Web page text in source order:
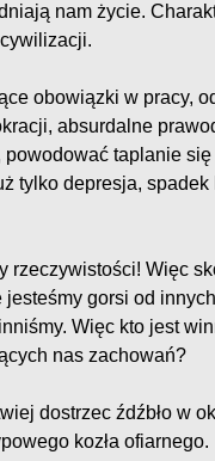
nam życie.
obowiązki w pracy,
absurdalne
powodować taplanie
tylko depresja,
rzeczywistości! Więc
gorsi od
Więc kto jest
nas zachowań?
dostrzec źdźbło w
kozła ofiarnego.